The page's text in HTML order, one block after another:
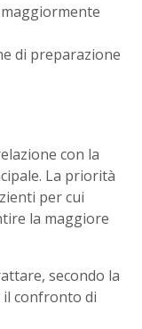
di preparazione
con la
La priorità
per cui
la maggiore
secondo la
confronto di